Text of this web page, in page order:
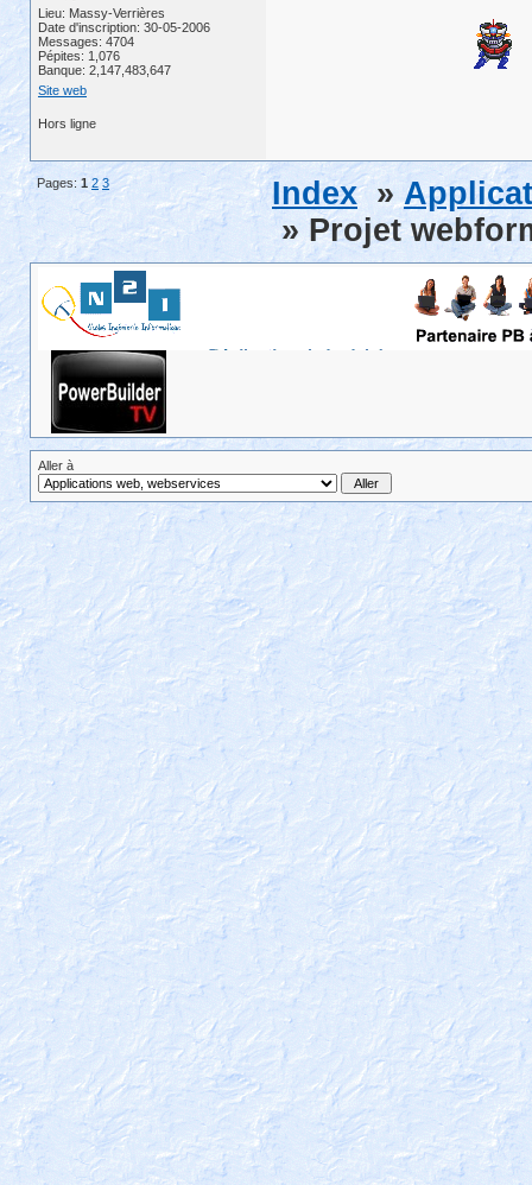
Lieu: Massy-Verrières
Date d'inscription: 30-05-2006
Messages: 4704
Pépites: 1,076
Banque: 2,147,483,647
Site web
Hors ligne
Pages: 1 2 3 Index »
» Projet
Aller à